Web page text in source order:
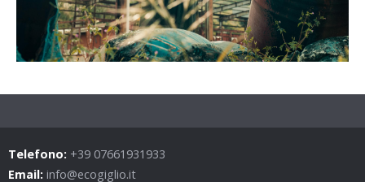
Telefono: +39 07661931933
Email: info@ecogiglio.it